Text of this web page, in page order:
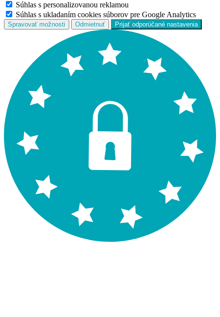
Súhlas s personalizovanou reklamou
Súhlas s ukladaním cookies súborov pre Google Analytics
Spravovať možnosti Odmietnuť Prijať odporúčané nastavenia